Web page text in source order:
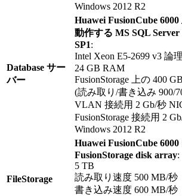
Windows 2012 R2
Database サー
バー
Huawei FusionCube
動作する MS SQL Server
SP1:
Intel Xeon E5-2699 v3 論
24 GB RAM
FusionStorage 上の 400
(読み取り/書き込み 900/
VLAN 接続用 2 Gb/秒
FusionStorage 接続用 2
Windows 2012 R2
FileStorage
Huawei FusionCube 6000
FusionStorage disk array:
5 TB
読み取り速度 500 MB/秒
書き込み速度 600 MB/秒